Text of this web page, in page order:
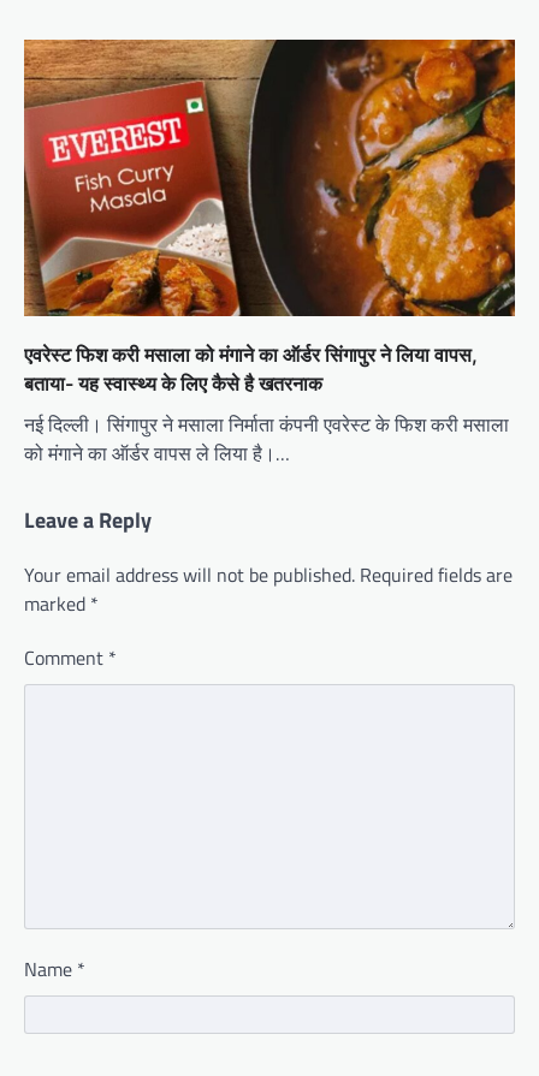
एवरेस्ट फिश करी मसाला को मंगाने का ऑर्डर सिंगापुर ने लिया वापस,
बताया- यह स्वास्थ्य के लिए कैसे है खतरनाक
नई दिल्ली। सिंगापुर ने मसाला निर्माता कंपनी एवरेस्ट के फिश करी मसाला
को मंगाने का ऑर्डर वापस ले लिया है।…
Leave a Reply
Your email address will not be published. Required fields are
marked *
Comment *
Name *